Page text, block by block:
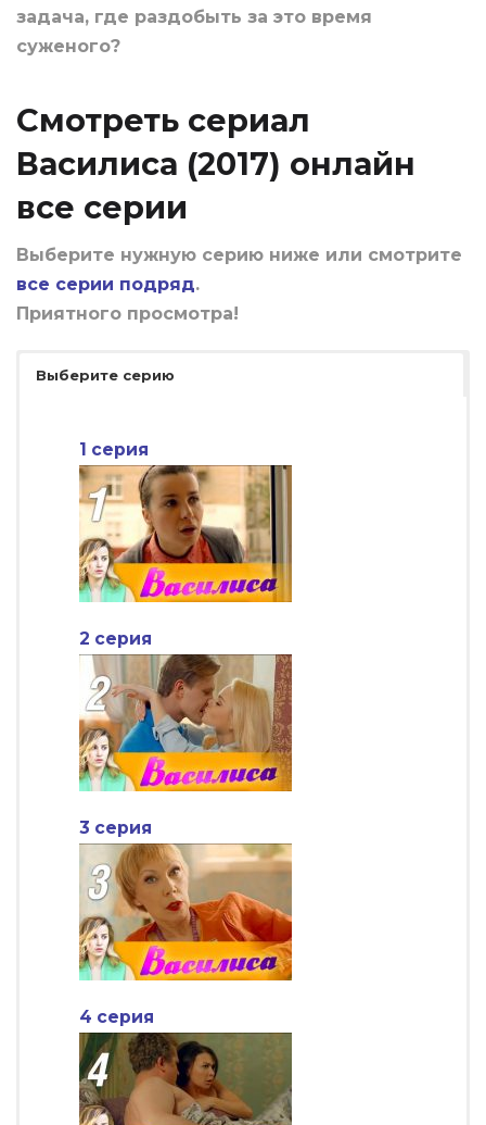
задача, где раздобыть за это время
суженого?
Смотреть сериал
Василиса (2017) онлайн
все серии
Выберите нужную серию ниже или смотрите
все серии подряд.
Приятного просмотра!
Выберите серию
1 серия
2 серия
3 серия
4 серия